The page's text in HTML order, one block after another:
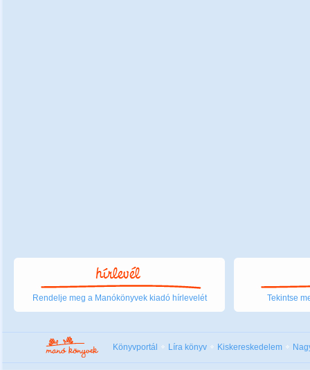
Rendelje meg a Manókönyvek kiadó hírlevelét Tekintse
Könyvportál Líra könyv Kiskereskedelem